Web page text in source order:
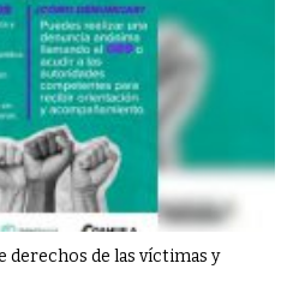
derechos de las víctimas y